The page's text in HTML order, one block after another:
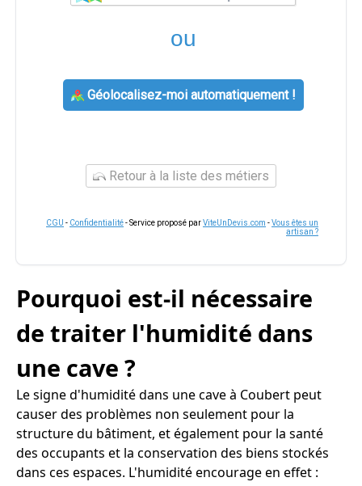
ou
Géolocalisez-moi automatiquement !
Retour à la liste des métiers
CGU - Confidentialité- Service proposé parViteUnDevis.com -Vous êtes un
artisan ?
Pourquoi est-il nécessaire
de traiter l'humidité dans
une cave ?
Le signe d'humidité dans une cave à Coubert peut
causer des problèmes non seulement pour la
structure du bâtiment, et également pour la santé
des occupants et la conservation des biens stockés
dans ces espaces. L'humidité encourage en effet :